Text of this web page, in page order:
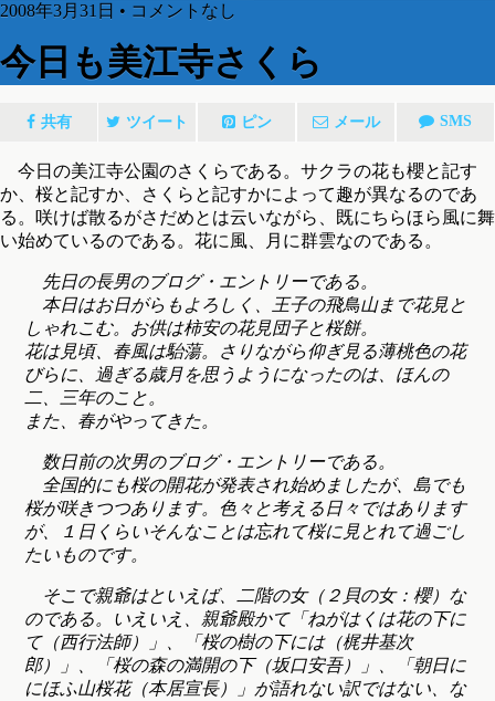
2008年3月31日 • コメントなし
今日も美江寺さくら
共有 ツイート ピン メール SMS
今日の美江寺公園のさくらである。サクラの花も櫻と記す
か、桜と記すか、さくらと記すかによって趣が異なるのであ
る。咲けば散るがさだめとは云いながら、既にちらほら風に舞
い始めているのである。花に風、月に群雲なのである。
先日の長男のブログ・エントリーである。
本日はお日がらもよろしく、王子の飛鳥山まで花見と
しゃれこむ。お供は柿安の花見団子と桜餅。
花は見頃、春風は駘蕩。さりながら仰ぎ見る薄桃色の花
びらに、過ぎる歳月を思うようになったのは、ほんの
二、三年のこと。
また、春がやってきた。
数日前の次男のブログ・エントリーである。
全国的にも桜の開花が発表され始めましたが、島でも
桜が咲きつつあります。色々と考える日々ではあります
が、１日くらいそんなことは忘れて桜に見とれて過ごし
たいものです。
そこで親爺はといえば、二階の女（２貝の女：櫻）な
のである。いえいえ、親爺殿かて「ねがはくは花の下に
て（西行法師）」、「桜の樹の下には（梶井基次
郎）」、「桜の森の満開の下（坂口安吾）」、「朝日に
にほふ山桜花（本居宣長）」が語れない訳ではない、な